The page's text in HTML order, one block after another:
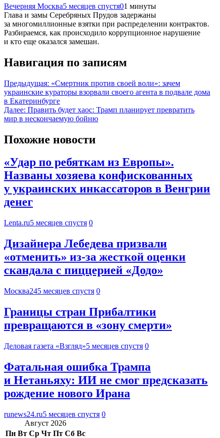
Вечерняя Москва5 месяцев спустя01 минуты
Глава и замы Серебряных Прудов задержаны
за многомиллионные взятки при распределении контрактов.
Разбираемся, как происходило коррупционное нарушение
и кто еще оказался замешан.
Навигация по записям
Предыдущая: «Смертник против своей воли»: зачем
украинские кураторы взорвали своего агента в подвале дома
в Екатеринбурге
Далее: Править будет хаос: Трамп планирует превратить
мир в нескончаемую бойню
Похожие новости
«Удар по ребяткам из Европы».
Названы хозяева конфискованных
у украинских инкассаторов в Венгрии
денег
Lenta.ru5 месяцев спустя 0
Дизайнера Лебедева призвали
«отменить» из-за жесткой оценки
скандала с пиццерией «Додо»
Москва245 месяцев спустя 0
Границы стран Прибалтики
превращаются в «зону смерти»
Деловая газета «Взгляд»5 месяцев спустя 0
Фатальная ошибка Трампа
и Нетаньяху: ИИ не смог предсказать
рождение нового Ирана
runews24.ru5 месяцев спустя 0
Август 2026
Пн Вт Ср Чт Пт Сб Вс